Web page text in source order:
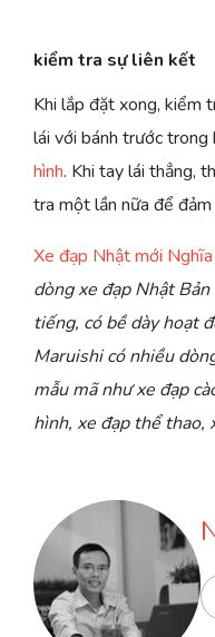
MÙA
?
ĐẦU
BẾP
ĐÃ
NHƯ
NÀO
CỦA
kiểm tra sự liên kết
Khi lắp đặt xong, kiểm
lái với bánh trước trong
hình. Khi tay lái thẳng,
tra một lần nữa để đảm
Xe đạp Nhật mới
dòng xe đạp Nhật
tiếng, có bề dày hoạt
Maruishi có nhiều
mẫu mã như xe đạp
hình, xe đạp thể thao,